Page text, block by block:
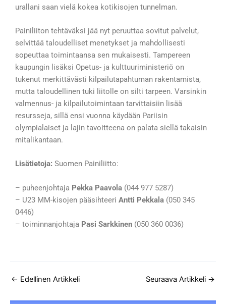
urallani saan vielä kokea kotikisojen tunnelman.
Painiliiton tehtäväksi jää nyt peruuttaa sovitut palvelut,
selvittää taloudelliset menetykset ja mahdollisesti
sopeuttaa toimintaansa sen mukaisesti. Tampereen
kaupungin lisäksi Opetus- ja kulttuuriministeriö on
tukenut merkittävästi kilpailutapahtuman rakentamista,
mutta taloudellinen tuki liitolle on silti tarpeen. Varsinkin
valmennus- ja kilpailutoimintaan tarvittaisiin lisää
resursseja, sillä ensi vuonna käydään Pariisin
olympialaiset ja lajin tavoitteena on palata siellä takaisin
mitalikantaan.
Lisätietoja: Suomen Painiliitto:
– puheenjohtaja Pekka Paavola (044 977 5287)
– U23 MM-kisojen pääsihteeri Antti Pekkala (050 345
0446)
– toiminnanjohtaja Pasi Sarkkinen (050 360 0036)
← Edellinen Artikkeli Seuraava Artikkeli →